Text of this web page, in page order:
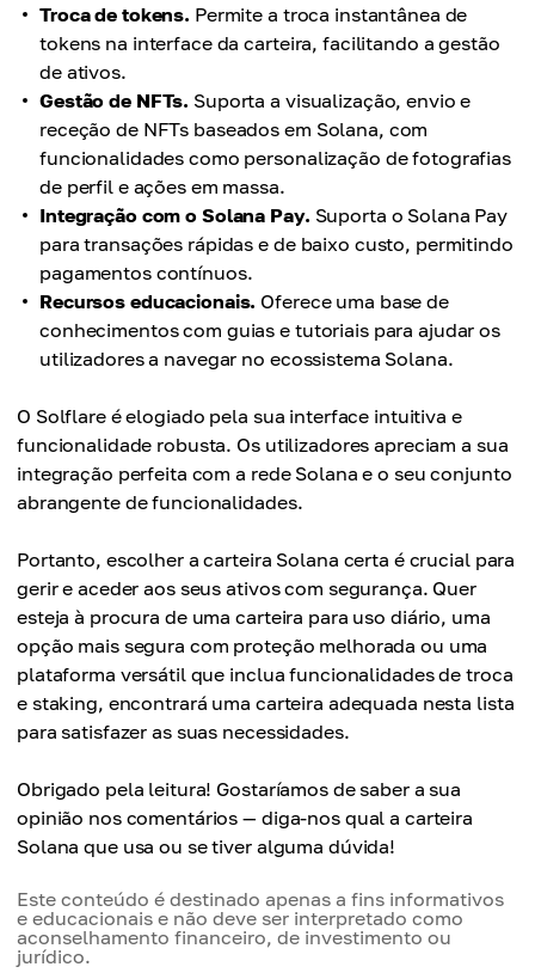
Troca de tokens. Permite a troca instantânea de
tokens na interface da carteira, facilitando a gestão
de ativos.
Gestão de NFTs. Suporta a visualização, envio e
receção de NFTs baseados em Solana, com
funcionalidades como personalização de fotografias
de perfil e ações em massa.
Integração com o Solana Pay. Suporta o Solana Pay
para transações rápidas e de baixo custo, permitindo
pagamentos contínuos.
Recursos educacionais. Oferece uma base de
conhecimentos com guias e tutoriais para ajudar os
utilizadores a navegar no ecossistema Solana.
O Solflare é elogiado pela sua interface intuitiva e
funcionalidade robusta. Os utilizadores apreciam a sua
integração perfeita com a rede Solana e o seu conjunto
abrangente de funcionalidades.
Portanto, escolher a carteira Solana certa é crucial para
gerir e aceder aos seus ativos com segurança. Quer
esteja à procura de uma carteira para uso diário, uma
opção mais segura com proteção melhorada ou uma
plataforma versátil que inclua funcionalidades de troca
e staking, encontrará uma carteira adequada nesta lista
para satisfazer as suas necessidades.
Obrigado pela leitura! Gostaríamos de saber a sua
opinião nos comentários — diga-nos qual a carteira
Solana que usa ou se tiver alguma dúvida!
Este conteúdo é destinado apenas a fins informativos
e educacionais e não deve ser interpretado como
aconselhamento financeiro, de investimento ou
jurídico.